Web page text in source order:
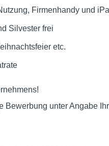
Firmenhandy und
Silvester frei
etc.
Bewerbung unter Angabe